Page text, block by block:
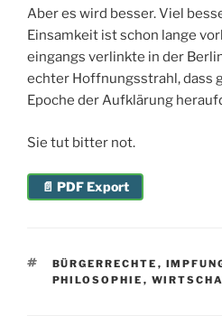
Aber es wird besser. Viel
Einsamkeit ist schon lange
eingangs verlinkte in der
echter Hoffnungsstrahl, dass
Epoche der Aufklärung
Sie tut bitter not.
📄 PDF Export
SCHLAGWÖRTER
BÜRGERRECHTE ,
PHILOSOPHIE ,